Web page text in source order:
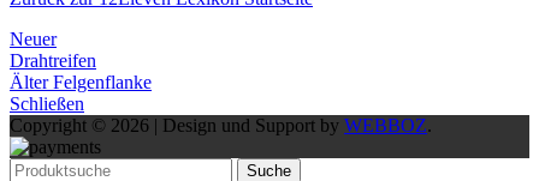
Neuer
Drahtreifen
Älter Felgenflanke
Schließen
Copyright © 2026 | Design und Support by WEBBOZ.
Suche